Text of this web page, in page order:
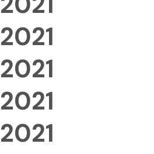
2021
2021
2021
2021